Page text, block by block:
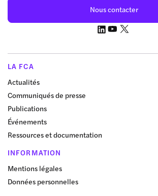
Nous contacter
LA FCA
Actualités
Communiqués de presse
Publications
Événements
Ressources et documentation
INFORMATION
Mentions légales
Données personnelles